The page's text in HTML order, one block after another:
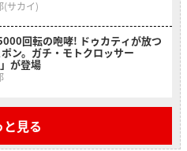
(サカイ)
回転の咆哮! ドゥカティが放つ
ン。ガチ・モトクロッサー
が登場
と見る